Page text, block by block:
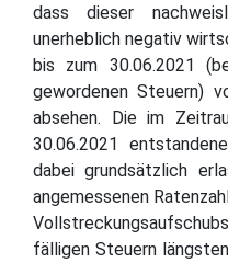
dass dieser
unerheblich negativ
bis zum 30.06.2021
gewordenen Steuern)
absehen. Die im
30.06.2021
dabei grundsätzlich
angemessenen
fälligen Steuern